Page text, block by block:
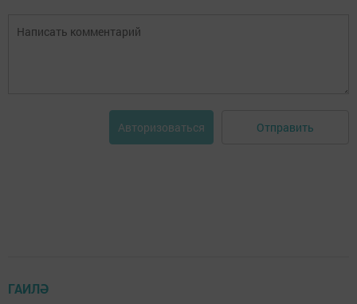
Авторизоваться Отправить
ГАИЛӘ